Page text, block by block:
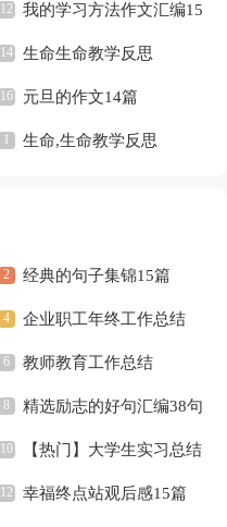
用15篇我的学习方法作文汇编15
篇 生命生命教学反思
元旦的作文14篇
生命,生命教学反思
经典的句子集锦15篇
企业职工年终工作总结
教师教育工作总结
精选励志的好句汇编38句
【热门】大学生实习总结
幸福终点站观后感15篇